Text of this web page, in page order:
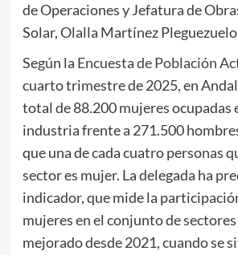
de Operaciones y Jefatura de
Solar, Olalla Martínez
Según la Encuesta de Población
cuarto trimestre de 2025, en
total de 88.200 mujeres ocupadas
industria frente a 271.500
que una de cada cuatro personas
sector es mujer. La delegada ha
indicador, que mide la
mujeres en el conjunto de
mejorado desde 2021, cuando se